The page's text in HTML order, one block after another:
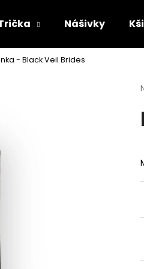
Nášivky
- Black Veil Brides
Co potřebujete
- MAYHEM - DAWN OF